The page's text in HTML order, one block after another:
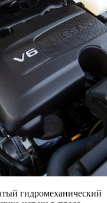
гидромеханический